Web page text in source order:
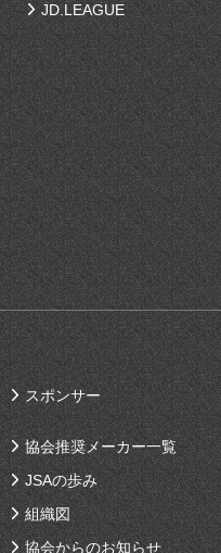
JD.LEAGUE
スポンサー
協会推奨メーカー一覧
JSAの歩み
組織図
協会からのお知らせ